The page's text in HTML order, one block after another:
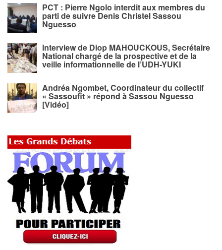
PCT : Pierre Ngolo interdit aux membres du
parti de suivre Denis Christel Sassou
Nguesso
Interview de Diop MAHOUCKOUS, Secrétaire
National chargé de la prospective et de la
veille informationnelle de l’UDH-YUKI
Andréa Ngombet, Coordinateur du collectif
« Sassoufit » répond à Sassou Nguesso
[Vidéo]